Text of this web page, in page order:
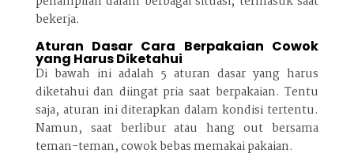
bekerja.
Aturan Dasar Cara Berpakaian Cowok
yang Harus Diketahui
Di bawah ini adalah 5 aturan dasar yang harus
diketahui dan diingat pria saat berpakaian. Tentu
saja, aturan ini diterapkan dalam kondisi tertentu.
Namun, saat berlibur atau hang out bersama
teman-teman, cowok bebas memakai pakaian.